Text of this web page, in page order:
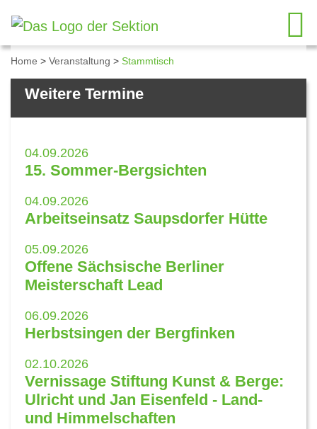
Home > Veranstaltung > Stammtisch
Details zum Kalendereintrag
Weitere Termine
04.09.2026
15. Sommer-Bergsichten
04.09.2026
Arbeitseinsatz Saupsdorfer Hütte
05.09.2026
Offene Sächsische Berliner
Meisterschaft Lead
06.09.2026
Herbstsingen der Bergfinken
02.10.2026
Vernissage Stiftung Kunst & Berge:
Ulricht und Jan Eisenfeld - Land-
und Himmelschaften